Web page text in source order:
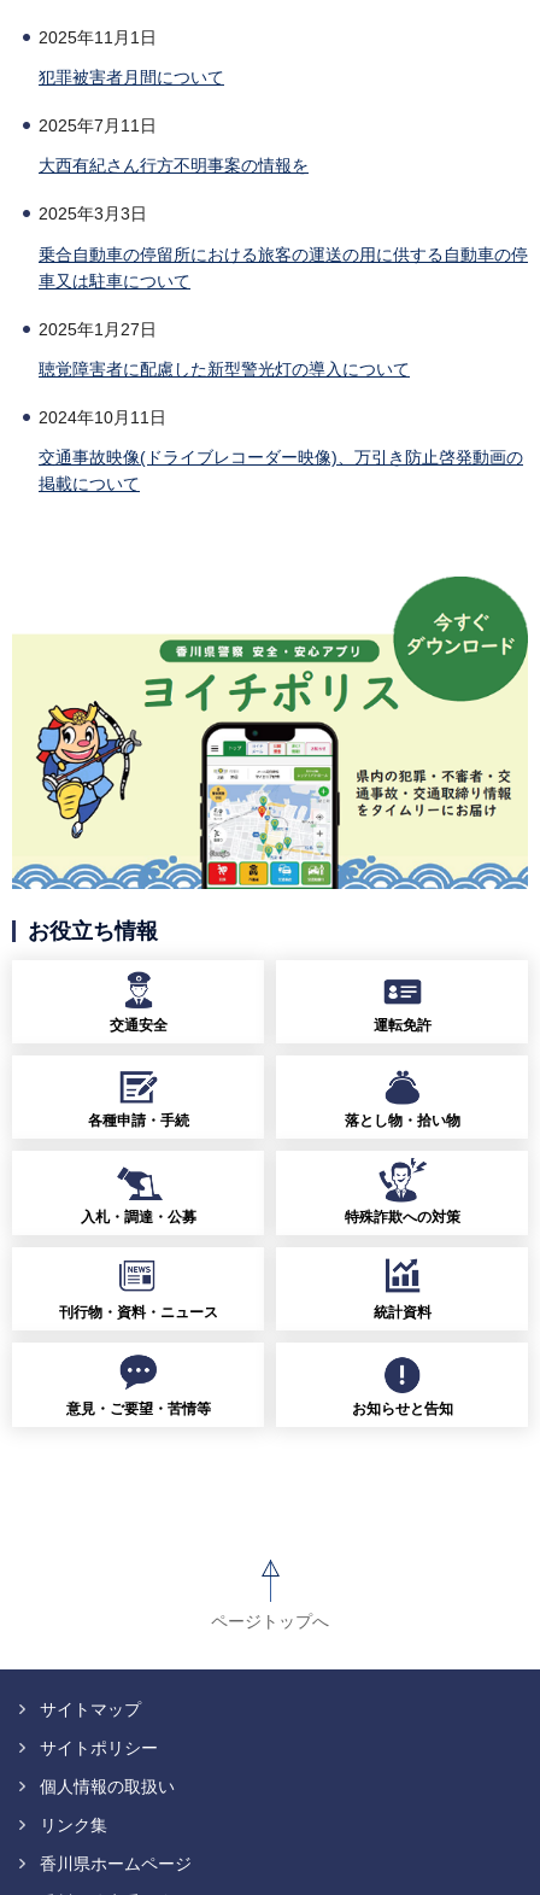
2025年11月1日
犯罪被害者月間について
2025年7月11日
大西有紀さん行方不明事案の情報を
2025年3月3日
乗合自動車の停留所における旅客の運送の用に供する自動車の停
車又は駐車について
2025年1月27日
聴覚障害者に配慮した新型警光灯の導入について
2024年10月11日
交通事故映像(ドライブレコーダー映像)、万引き防止啓発動画の
掲載について
お役立ち情報
交通安全 運転免許
各種申請・手続 落とし物・拾い物
入札・調達・公募 特殊詐欺への対策
刊行物・資料・ニュース 統計資料
意見・ご要望・苦情等 お知らせと告知
ページトップへ
サイトマップ
サイトポリシー
個人情報の取扱い
リンク集
香川県ホームページ